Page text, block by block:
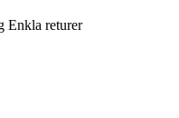
Enkla returer